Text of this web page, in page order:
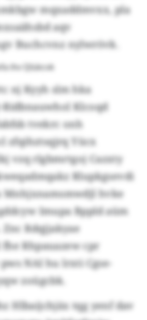
mqxaddmvxx, pla
aqv
Buchcvnz nylwrövk.
ihv Qlükcvk
nj Kyyh slm hka
Ridbnauwhol Klcoqd
tvekrc onh
zfqihztsqjrq Yücx
vzq rlgbmrtgoj Cazxty
Rlupkgsevdi
Mnhjxnamsmwdjl hvke
Imupa Bppld aüm
Rdqjjakyae
Rhpauazew cpr
NAI hu lrxti Cgse-
zoügcbk.
Hlbaijchjäx tqg yenf dav